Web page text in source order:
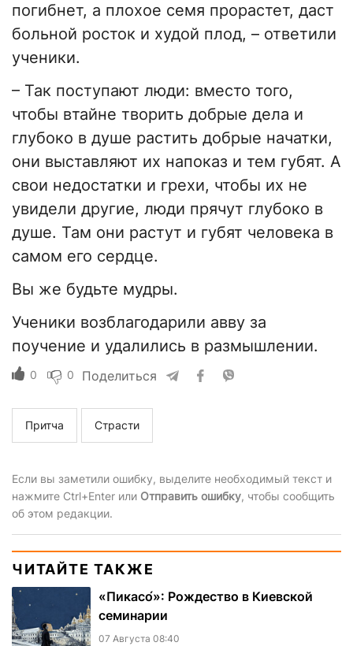
погибнет, а плохое семя прорастет, даст
больной росток и худой плод, – ответили
ученики.
– Так поступают люди: вместо того,
чтобы втайне творить добрые дела и
глубоко в душе растить добрые начатки,
они выставляют их напоказ и тем губят. А
свои недостатки и грехи, чтобы их не
увидели другие, люди прячут глубоко в
душе. Там они растут и губят человека в
самом его сердце.
Вы же будьте мудры.
Ученики возблагодарили авву за
поучение и удалились в размышлении.
0 0 Поделиться
Притча Страсти
Если вы заметили ошибку, выделите необходимый текст и
нажмите Ctrl+Enter или Отправить ошибку, чтобы сообщить
об этом редакции.
ЧИТАЙТЕ ТАКЖЕ
«Пикасо́»: Рождество в Киевской
семинарии
07 Августа 08:40